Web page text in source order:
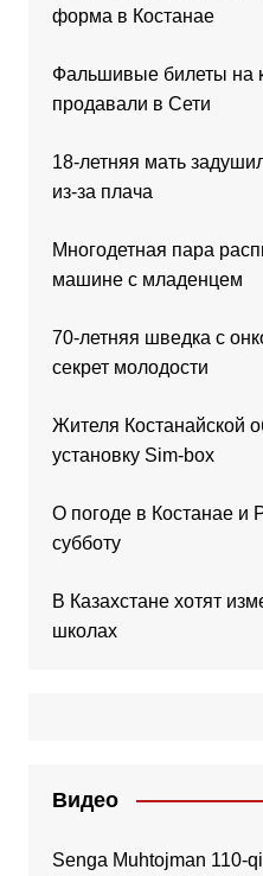
форма в Костанае
Фальшивые билеты на
продавали в Сети
18-летняя мать
из-за плача
Многодетная пара
машине с младенцем
70-летняя шведка с
секрет молодости
Жителя Костанайской
установку Sim-box
О погоде в Костанае и
субботу
В Казахстане хотят
школах
Видео
Senga Muhtojman 110-